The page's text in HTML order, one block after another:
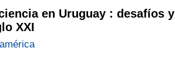
en Uruguay : desafíos y
XXI